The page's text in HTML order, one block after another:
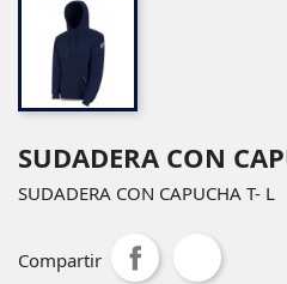
SUDADERA CON
SUDADERA CON CAPUCHA T- L
Compartir